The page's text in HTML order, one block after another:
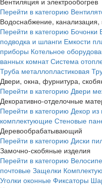
Перейти в категорию
Водоснабжение, канализация,
Перейти в категорию Бочонки
подводка и шланги Емкости
приборы Котельное
ванных комнат Система
Труба металлопластиковая
Двери, окна, фурнитура,
Перейти в категорию Двери
Декоративно-отделочные
Перейти в категорию Декор из
комплектующие Стеновые
Деревообрабатывающий
Перейти в категорию Диски
Замочно-скобяные изделия
Перейти в категорию
почтовые Защелки
Уголки оконные Фиксаторы